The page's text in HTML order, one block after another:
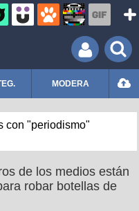
MODERA
con "periodismo"
de los medios están
robar botellas de